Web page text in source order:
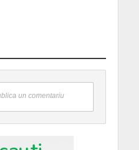
un comentariu